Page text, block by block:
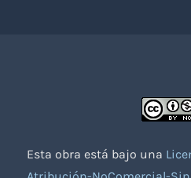
Esta obra está bajo una